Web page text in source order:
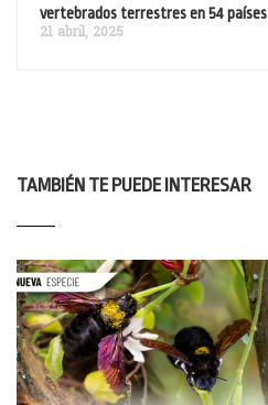
vertebrados terrestres en 54 países
21 abril, 2025
TAMBIÉN TE PUEDE INTERESAR